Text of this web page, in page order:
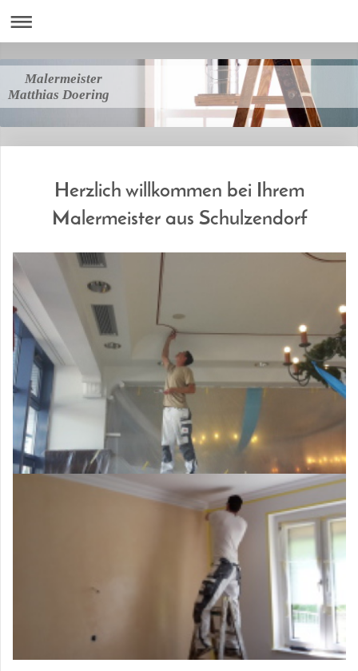
Malermeister
Matthias Doering
Herzlich willkommen bei Ihrem
Malermeister aus Schulzendorf